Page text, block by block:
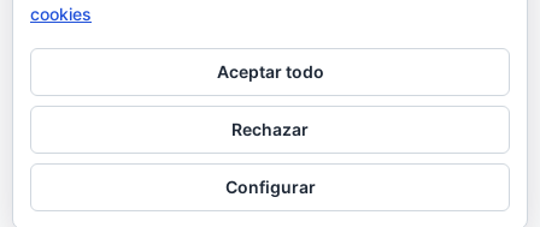
Aviso Legal y Condiciones de Uso
cookies
Aceptar todo
Rechazar
Configurar